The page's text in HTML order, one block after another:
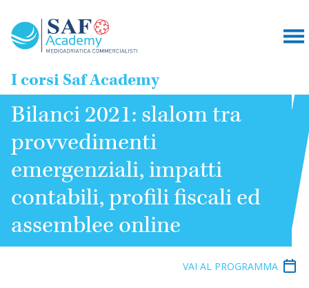
I corsi Saf Academy
Bilanci 2021: slalom tra
provvedimenti
emergenziali, impatti
contabili, profili fiscali ed
assemblee online
VAI AL PROGRAMMA